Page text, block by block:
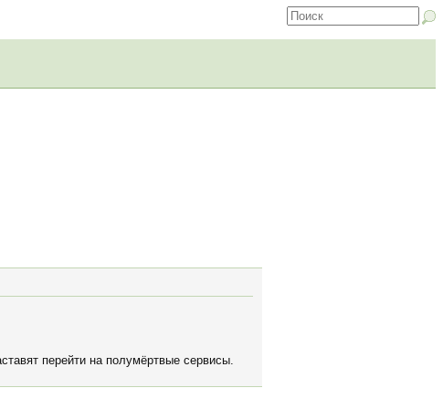
перейти на полумёртвые сервисы.